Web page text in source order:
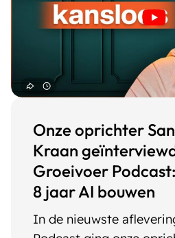
Onze oprichter
Kraan
Groeivoer
8 jaar AI bouwen
In de nieuwste